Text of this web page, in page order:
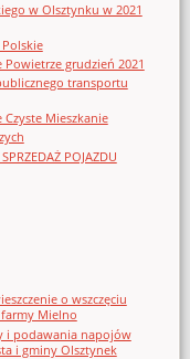
w Olsztynku w 2021
grudzień 2021
transportu
Mieszkanie
POJAZDU
o wszczęciu
Mielno
i podawania napojów
i gminy Olsztynek